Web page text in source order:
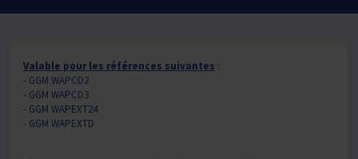
Valable pour les références suivantes :
- GGM WAPCD2
- GGM WAPCD3
- GGM WAPEXT24
- GGM WAPEXTD